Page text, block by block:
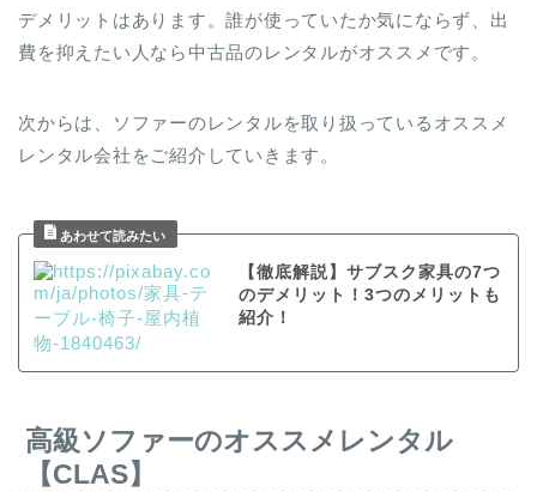
デメリットはあります。誰が使っていたか気にならず、出
費を抑えたい人なら中古品のレンタルがオススメです。
次からは、ソファーのレンタルを取り扱っているオススメ
レンタル会社をご紹介していきます。
【徹底解説】サブスク家具の7つ
のデメリット！3つのメリットも
紹介！
高級ソファーのオススメレンタル
【CLAS】